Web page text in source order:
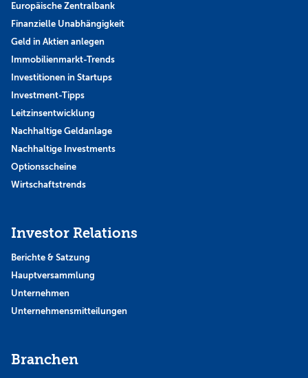
Europäische Zentralbank
Finanzielle Unabhängigkeit
Geld in Aktien anlegen
Immobilienmarkt-Trends
Investitionen in Startups
Investment-Tipps
Leitzinsentwicklung
Nachhaltige Geldanlage
Nachhaltige Investments
Optionsscheine
Wirtschaftstrends
Investor Relations
Berichte & Satzung
Hauptversammlung
Unternehmen
Unternehmensmitteilungen
Branchen